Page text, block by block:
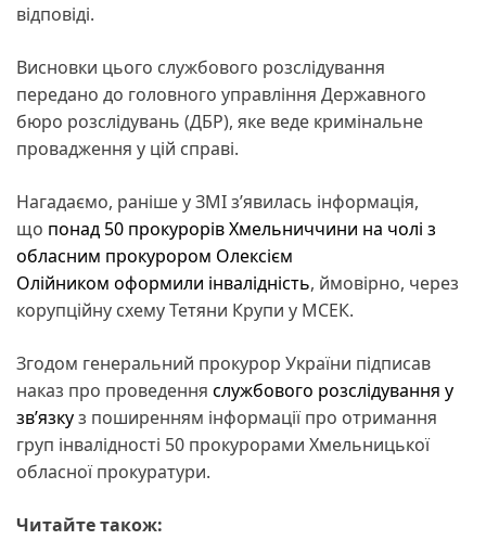
відповіді.
Висновки цього службового розслідування
передано до головного управління Державного
бюро розслідувань (ДБР), яке веде кримінальне
провадження у цій справі.
Нагадаємо, раніше у ЗМІ з’явилась інформація,
що понад 50 прокурорів Хмельниччини на чолі з
обласним прокурором Олексієм
Олійником оформили інвалідність, ймовірно, через
корупційну схему Тетяни Крупи у МСЕК.
Згодом генеральний прокурор України підписав
наказ про проведення службового розслідування у
зв’язкуз поширенням інформації про отримання
груп інвалідності 50 прокурорами Хмельницької
обласної прокуратури.
Читайте також: